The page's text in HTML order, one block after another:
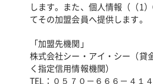
します。また、個人情報（（1
てその加盟会員へ提供します。
「加盟先機関」
株式会社シー・アイ・シー（貸
く指定信用情報機関）
TEL：０５７０－６６６－４１４